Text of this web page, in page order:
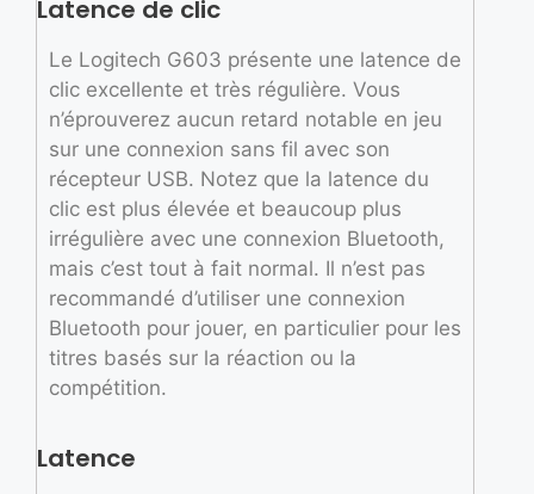
Latence de clic
Le Logitech G603 présente une latence de
clic excellente et très régulière. Vous
n’éprouverez aucun retard notable en jeu
sur une connexion sans fil avec son
récepteur USB. Notez que la latence du
clic est plus élevée et beaucoup plus
irrégulière avec une connexion Bluetooth,
mais c’est tout à fait normal. Il n’est pas
recommandé d’utiliser une connexion
Bluetooth pour jouer, en particulier pour les
titres basés sur la réaction ou la
compétition.
Latence